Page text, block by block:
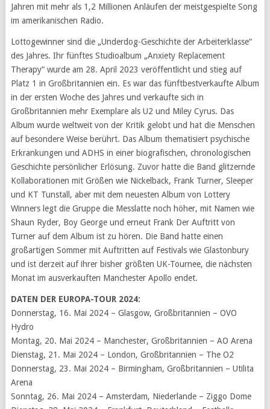
Jahren mit mehr als 1,2 Millionen Anläufen der meistgespielte Song
im amerikanischen Radio.
Lottogewinner sind die „Underdog-Geschichte der Arbeiterklasse“
des Jahres. Ihr fünftes Studioalbum „Anxiety Replacement
Therapy“ wurde am 28. April 2023 veröffentlicht und stieg auf
Platz 1 in Großbritannien ein. Es war das fünftbestverkaufte Album
in der ersten Woche des Jahres und verkaufte sich in
Großbritannien mehr Exemplare als U2 und Miley Cyrus. Das
Album wurde weltweit von der Kritik gelobt und hat die Menschen
auf besondere Weise berührt. Das Album thematisiert psychische
Erkrankungen und ADHS in einer biografischen, chronologischen
Geschichte persönlicher Erlösung. Zuvor hatte die Band glitzernde
Kollaborationen mit Größen wie Nickelback, Frank Turner, Sleeper
und KT Tunstall, aber mit dem neuesten Album von Lottery
Winners legt die Gruppe die Messlatte noch höher, mit Namen wie
Shaun Ryder, Boy George und erneut Frank Der Auftritt von
Turner auf dem Album ist zu hören. Die Band hatte einen
großartigen Sommer mit Auftritten auf Festivals wie Glastonbury
und ist derzeit auf ihrer bisher größten UK-Tournee, die nächsten
Monat im ausverkauften Manchester Apollo endet.
DATEN DER EUROPA-TOUR 2024:
Donnerstag, 16. Mai 2024 – Glasgow, Großbritannien – OVO
Hydro
Montag, 20. Mai 2024 – Manchester, Großbritannien – AO Arena
Dienstag, 21. Mai 2024 – London, Großbritannien – The O2
Donnerstag, 23. Mai 2024 – Birmingham, Großbritannien – Utilita
Arena
Sonntag, 26. Mai 2024 – Amsterdam, Niederlande – Ziggo Dome